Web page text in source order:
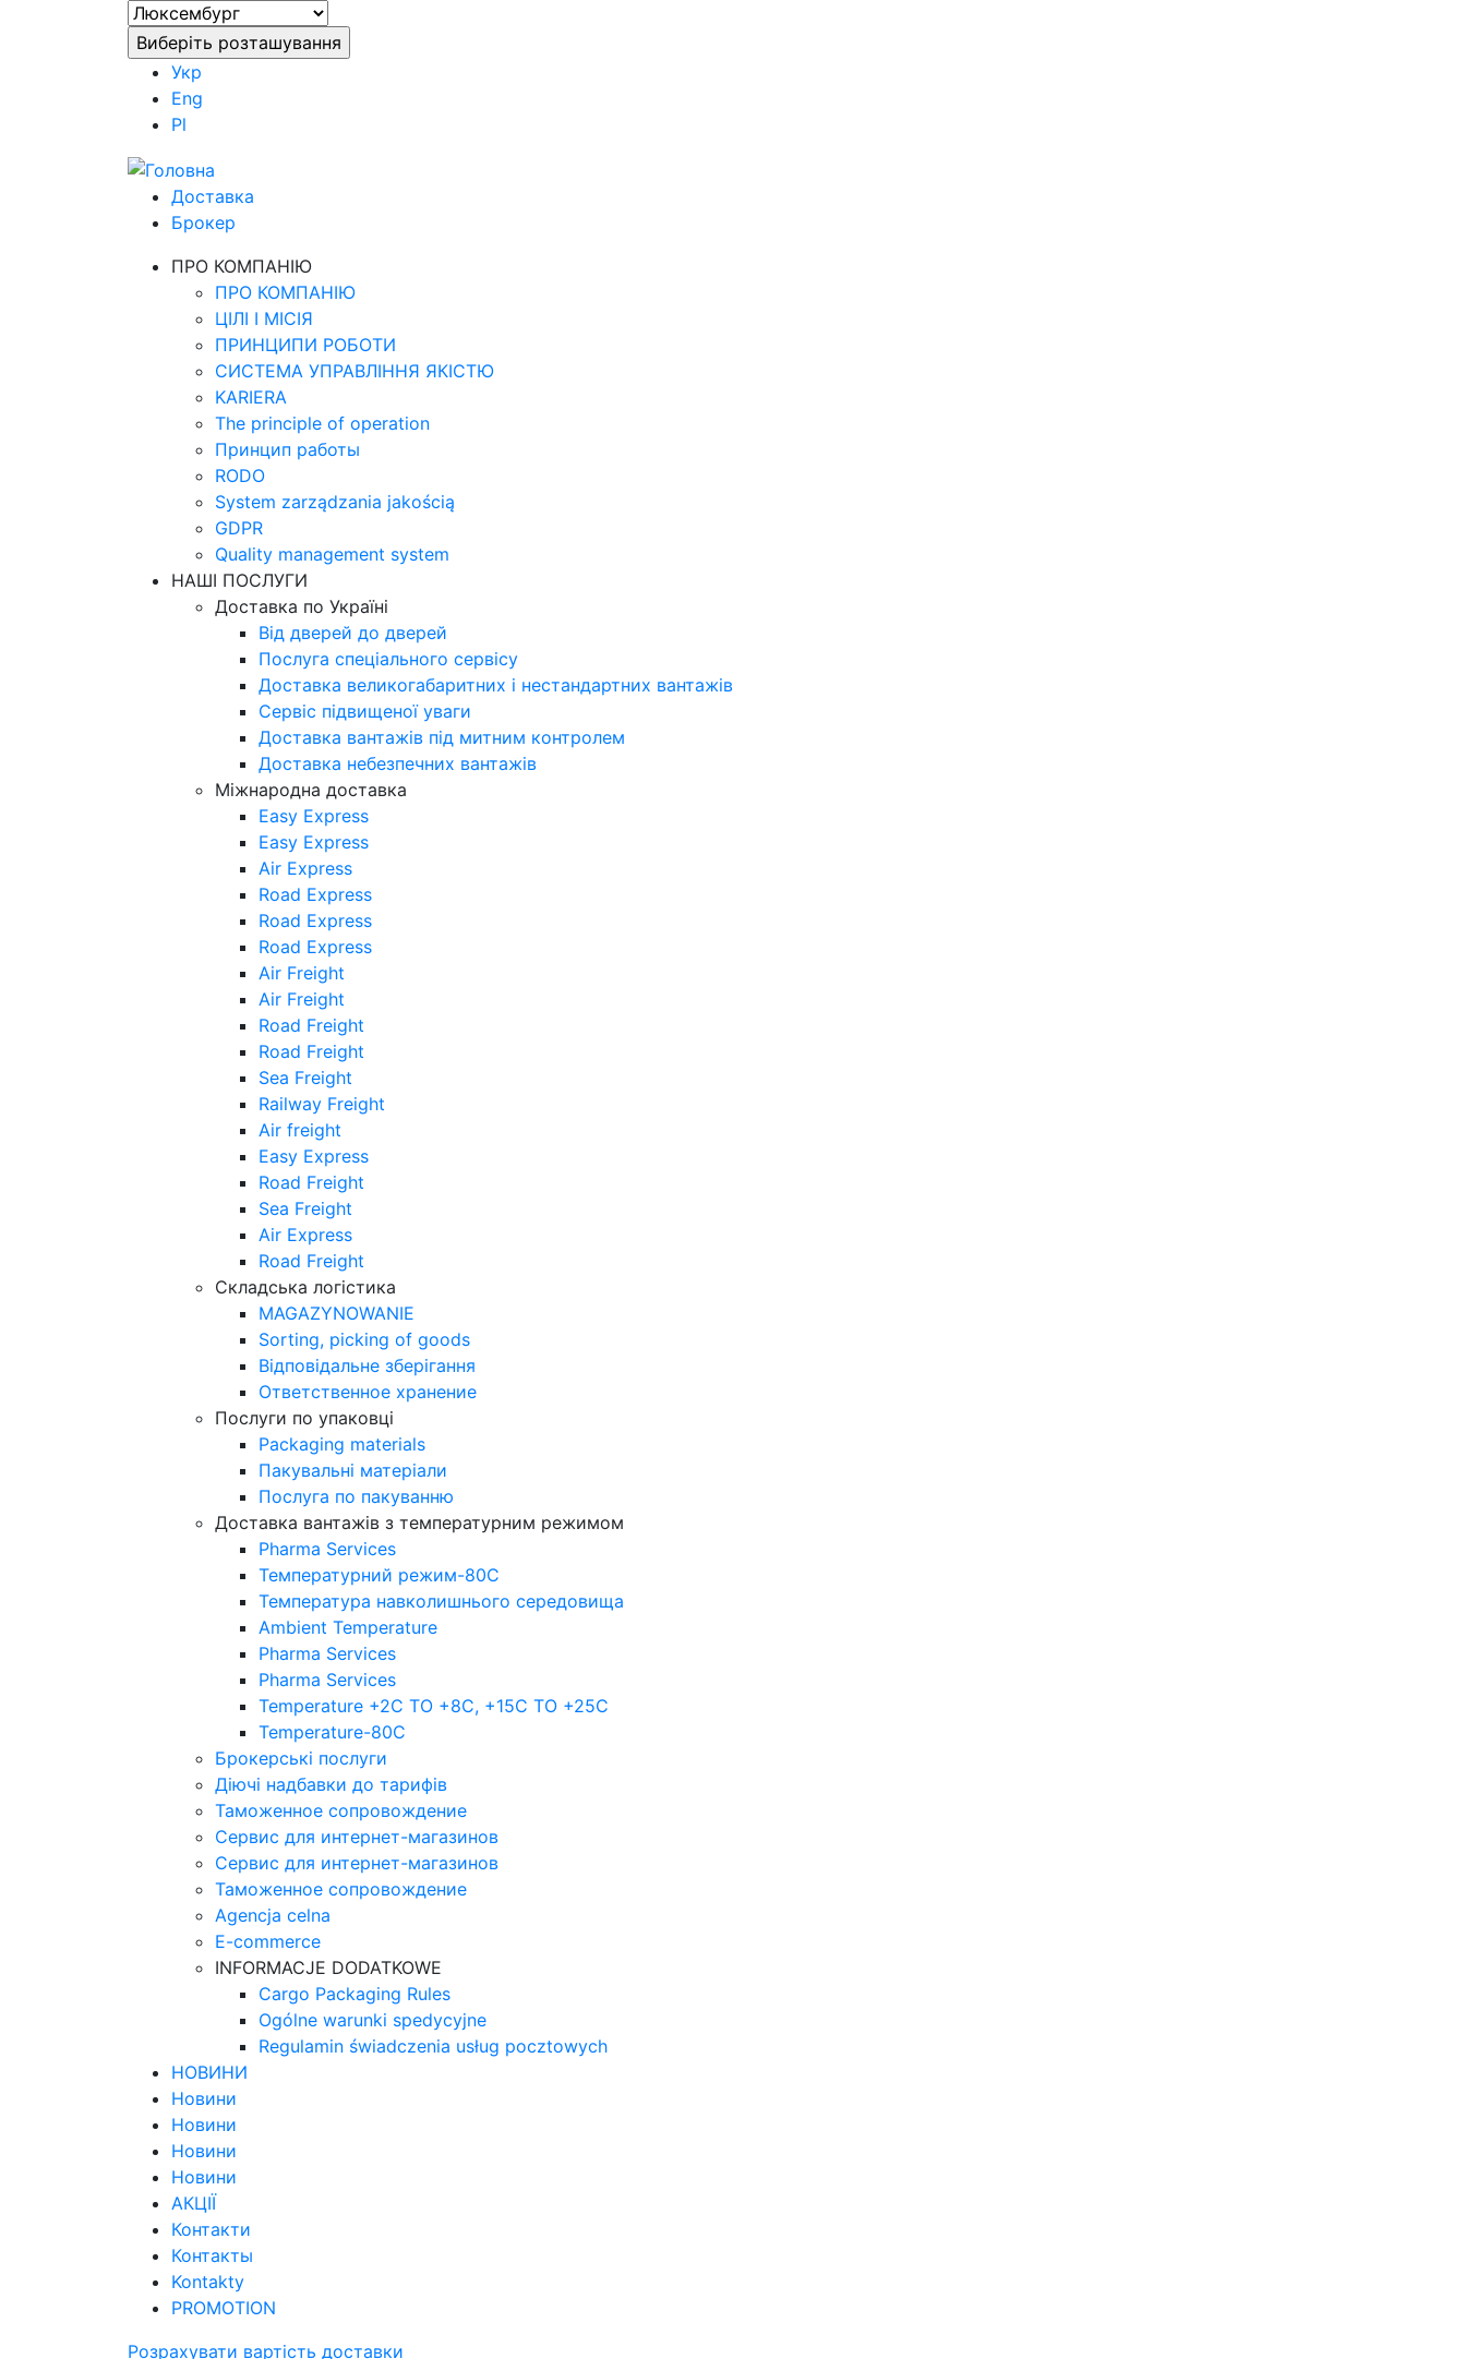
Укр
Eng
Pl
Доставка
Брокер
ПРО КОМПАНІЮ
ПРО КОМПАНІЮ
ЦІЛІ І МІСІЯ
ПРИНЦИПИ РОБОТИ
СИСТЕМА УПРАВЛІННЯ ЯКІСТЮ
KARIERA
The principle of operation
Принцип работы
RODO
System zarządzania jakością
GDPR
Quality management system
НАШІ ПОСЛУГИ
Доставка по Україні
Від дверей до дверей
Послуга спеціального сервісу
Доставка великогабаритних і нестандартних вантажів
Сервіс підвищеної уваги
Доставка вантажів під митним контролем
Доставка небезпечних вантажів
Міжнародна доставка
Easy Express
Easy Express
Air Express
Road Express
Road Express
Road Express
Air Freight
Air Freight
Road Freight
Road Freight
Sea Freight
Railway Freight
Air freight
Easy Express
Road Freight
Sea Freight
Air Express
Road Freight
Складська логістика
MAGAZYNOWANIE
Sorting, picking of goods
Відповідальне зберігання
Ответственное хранение
Послуги по упаковці
Packaging materials
Пакувальнi матерiали
Послуга по пакуванню
Доставка вантажів з температурним режимом
Pharma Services
Температурний режим-80С
Температура навколишнього середовища
Ambient Temperature
Pharma Services
Pharma Services
Temperature +2C TO +8С, +15C TO +25С
Temperature-80С
Брокерські послуги
Діючі надбавки до тарифів
Таможенное сопровождение
Сервис для интернет-магазинов
Сервис для интернет-магазинов
Таможенное сопровождение
Agencja celna
E-commerce
INFORMACJE DODATKOWE
Cargo Packaging Rules
Ogólne warunki spedycyjne
Regulamin świadczenia usług pocztowych
НОВИНИ
Новини
Новини
Новини
Новини
АКЦІЇ
Контакти
Контакты
Kontakty
PROMOTION
Розрахувати вартість доставки